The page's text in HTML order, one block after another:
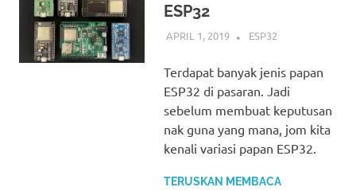
ESP32
APRIL 1, 2019 IDRIS
ESP32
Terdapat banyak jenis papan
ESP32 di pasaran. Jadi
sebelum membuat keputusan
nak guna yang mana, jom kita
kenali variasi papan ESP32.
TERUSKAN MEMBACA